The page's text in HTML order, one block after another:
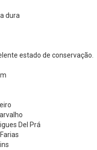
dura
estado de conservação.
Del Prá